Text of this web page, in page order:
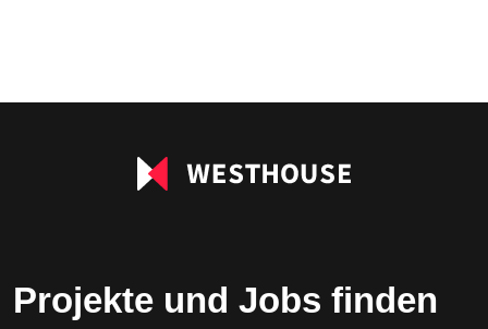
Projekte und Jobs finden